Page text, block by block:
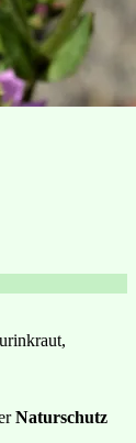
Naturschutz